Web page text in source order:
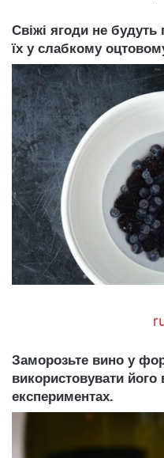
Свіжі ягоди не будуть
їх у слабкому
Заморозьте вино у
використовувати
експериментах.